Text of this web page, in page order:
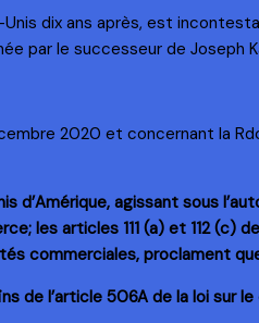
dix ans après, est
par le successeur de Joseph
2020 et concernant la
d’Amérique, agissant
les articles 111 (a) et 112
commerciales, proclament
de l’article 506A de la loi sur